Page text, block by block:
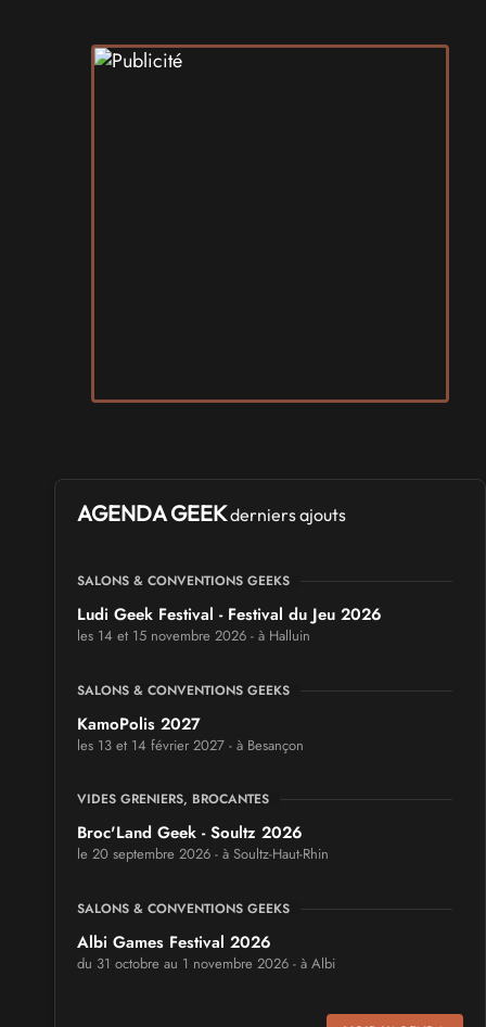
AGENDA GEEKderniers ajouts
SALONS & CONVENTIONS GEEKS
Ludi Geek Festival - Festival du Jeu 2026
les 14 et 15 novembre 2026 - à Halluin
SALONS & CONVENTIONS GEEKS
KamoPolis 2027
les 13 et 14 février 2027 - à Besançon
VIDES GRENIERS, BROCANTES
Broc'Land Geek - Soultz 2026
le 20 septembre 2026 - à Soultz-Haut-Rhin
SALONS & CONVENTIONS GEEKS
Albi Games Festival 2026
du 31 octobre au 1 novembre 2026 - à Albi